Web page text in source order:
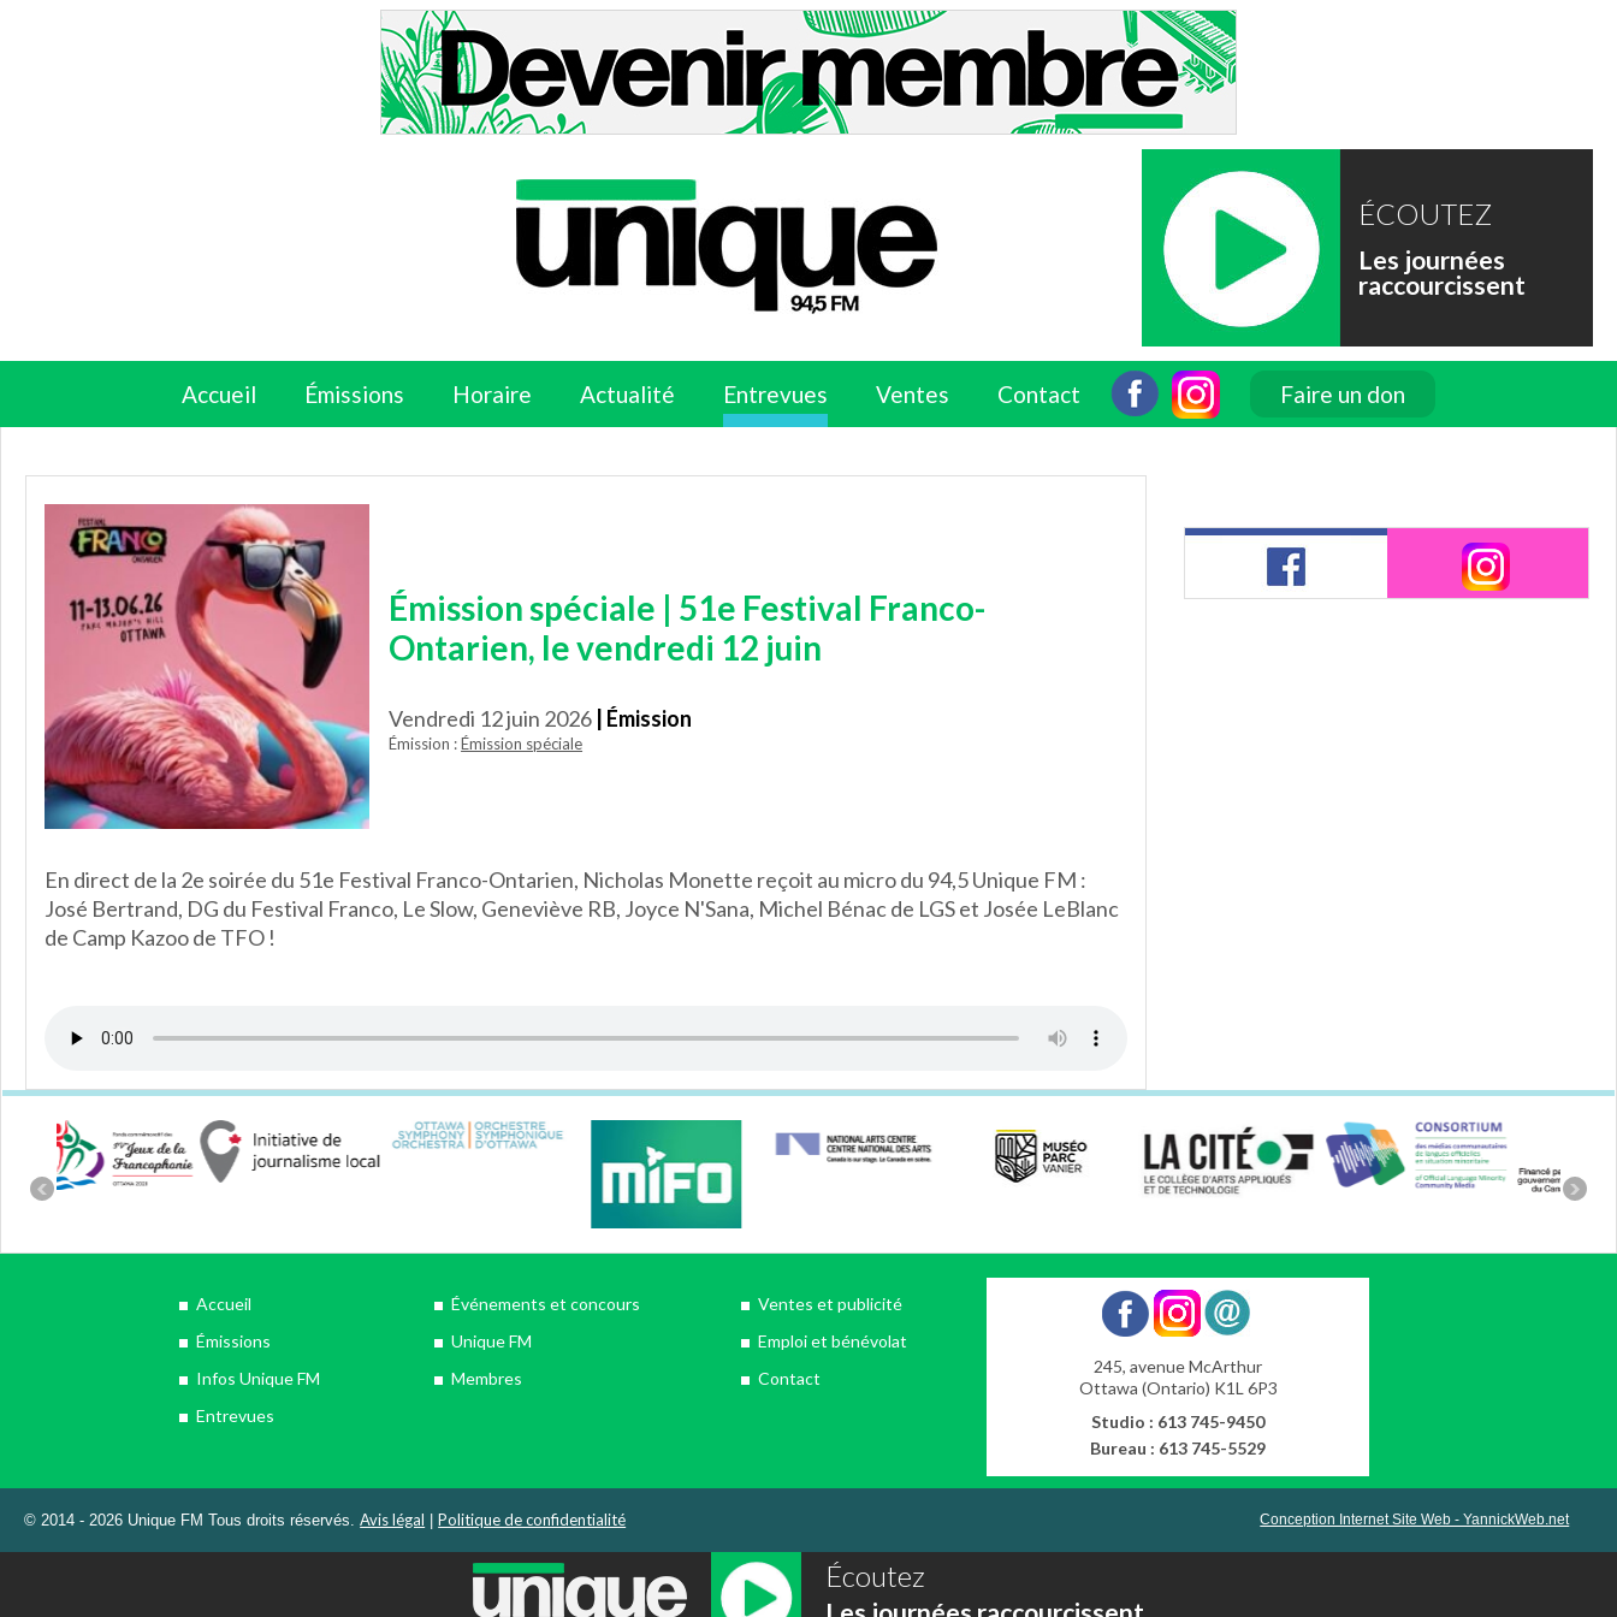
ÉCOUTEZ
Les journées
raccourcissent
Accueil Émissions Horaire Actualité Entrevues Ventes Contact Faire un don
Émission spéciale | 51e Festival Franco-
Ontarien, le vendredi 12 juin
Vendredi 12 juin 2026 | Émission
Émission :Émission spéciale
En direct de la 2e soirée du 51e Festival Franco-Ontarien, Nicholas Monette reçoit au micro du 94,5 Unique FM :
José Bertrand, DG du Festival Franco, Le Slow, Geneviève RB, Joyce N'Sana, Michel Bénac de LGS et Josée LeBlanc
de Camp Kazoo de TFO !
Accueil
Émissions
Infos Unique FM
Entrevues
Événements et concours
Unique FM
Membres
Ventes et publicité
Emploi et bénévolat
Contact
245, avenue McArthur
Ottawa (Ontario) K1L 6P3
Studio : 613 745-9450
Bureau : 613 745-5529
© 2014 - 2026 Unique FM Tous droits réservés.Avis légal Politique de confidentialité Conception Internet Site Web - YannickWeb.net
Écoutez